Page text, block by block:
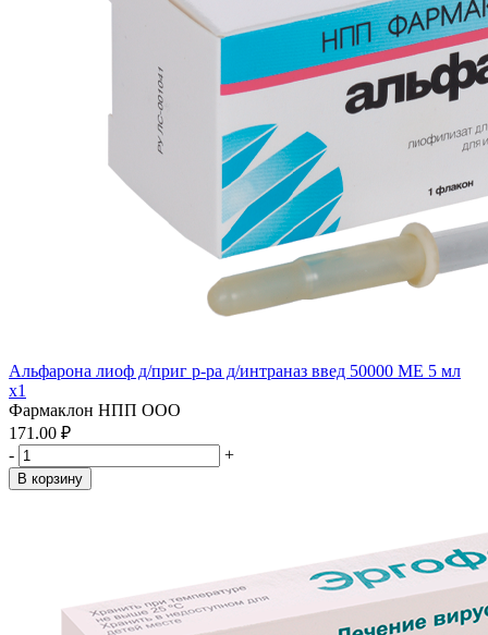
Альфарона лиоф д/приг р-ра д/интраназ введ 50000 МЕ 5 мл
x1
Фармаклон НПП ООО
171.00 ₽
-
+
В корзину